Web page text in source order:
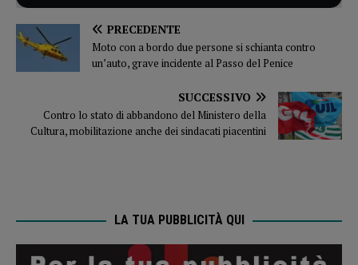
PRECEDENTE
Moto con a bordo due persone si schianta contro
un’auto, grave incidente al Passo del Penice
SUCCESSIVO
Contro lo stato di abbandono del Ministero della
Cultura, mobilitazione anche dei sindacati piacentini
LA TUA PUBBLICITÀ QUI